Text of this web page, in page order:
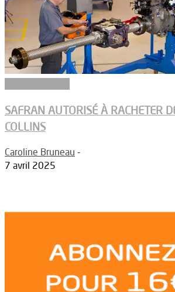
SAFRAN AUTORISÉ À RACHETER
COLLINS
Caroline Bruneau -
7 avril 2025